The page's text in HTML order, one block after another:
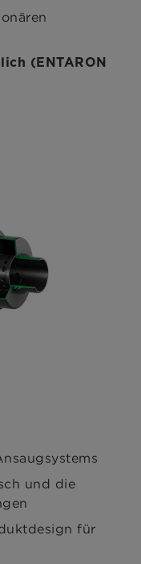
(ENTARON
und die
für